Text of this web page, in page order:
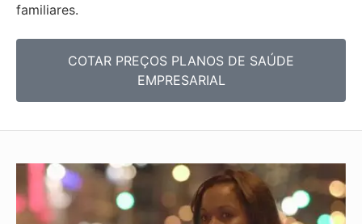
familiares.
COTAR PREÇOS PLANOS DE SAÚDE
EMPRESARIAL